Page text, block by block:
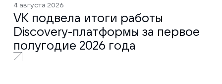
4 августа 2026
VK подвела итоги работы
Discovery-платформы за первое
полугодие 2026 года